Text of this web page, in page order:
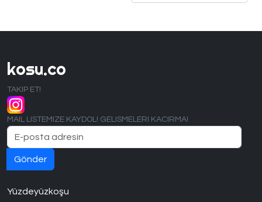
kosu.co
TAKIP ET!
MAIL LISTEMIZE KAYDOL! GELISMELERI KACIRMA!
Yüzdeyüzkoşu